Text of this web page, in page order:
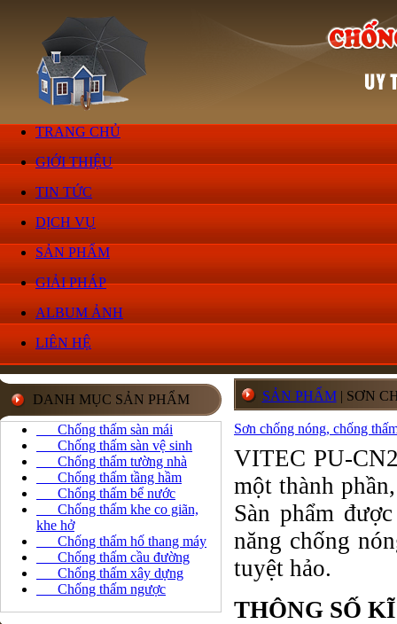
TRANG CHỦ
GIỚI THIỆU
TIN TỨC
DỊCH VỤ
SẢN PHẨM
GIẢI PHÁP
ALBUM ẢNH
LIÊN HỆ
DANH MỤC SẢN PHẨM
Chống thấm sàn mái
Chống thấm sàn vệ sinh
Chống thấm tường nhà
Chống thấm tầng hầm
Chống thấm bể nước
Chống thấm khe co giãn,
khe hở
Chống thấm hố thang máy
Chống thấm cầu đường
Chống thấm xây dựng
Chống thấm ngược
SẢN PHẨM| SƠN
Sơn chống nóng, chống
VITEC PU-
một thành
Sàn phẩm
năng chống
tuyệt hảo.
THÔNG SỐ